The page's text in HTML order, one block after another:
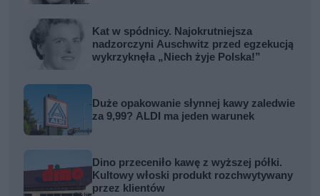
Kat w spódnicy. Najokrutniejsza
nadzorczyni Auschwitz przed egzekucją
wykrzyknęła „Niech żyje Polska!”
Duże opakowanie słynnej kawy zaledwie
za 9,99? ALDI ma jeden warunek
Dino przeceniło kawę z wyższej półki.
Kultowy włoski produkt rozchwytywany
przez klientów